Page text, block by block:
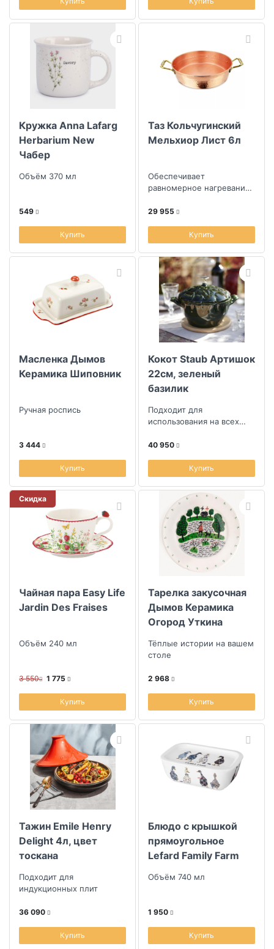
Кружка Anna Lafarg
Herbarium New
Чабер
Объём 370 мл
549
Купить
Таз Кольчугинский
Мельхиор Лист 6л
Обеспечивает
равномерное нагревание
29 955
Купить
Масленка Дымов
Керамика Шиповник
Ручная роспись
3 444
Купить
Кокот Staub Артишок
22см, зеленый
базилик
Подходит для
использования на всех
40 950
Купить
Скидка
Чайная пара Easy Life
Jardin Des Fraises
Объём 240 мл
3 550 1 775
Купить
Тарелка закусочная
Дымов Керамика
Огород Уткина
Тёплые истории на вашем
столе
2 968
Купить
Тажин Emile Henry
Delight 4л, цвет
тоскана
Подходит для
индукционных плит
36 090
Купить
Блюдо с крышкой
прямоугольное
Lefard Family Farm
Объём 740 мл
1 950
Купить